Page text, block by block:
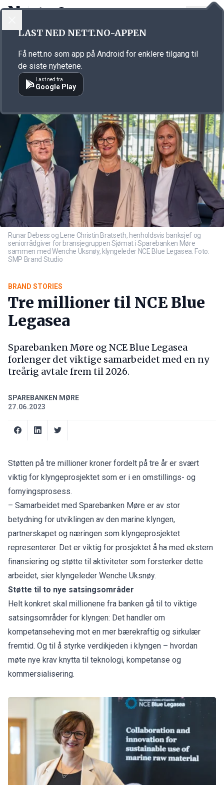
Annonsørinnhold
Annonsørinnhold
Runar Debess og Lene Christin Bratseth, henholdsvis banksjef og
seniorrådgiver for bransjegruppen Sjømat i Sparebanken Møre
sammen med Wenche Uksnøy, klyngeleder NCE Blue Legasea. Foto:
SMP Brand Studio
BRAND STORIES
Tre millioner til NCE Blue
Legasea
Sparebanken Møre og NCE Blue Legasea
forlenger det viktige samarbeidet med en ny
treårig avtale frem til 2026.
SPAREBANKEN MØRE
27.06.2023
Støtten på tre millioner kroner fordelt på tre år er svært
viktig for klyngeprosjektet som er i en omstillings- og
fornyingsprosess.
– Samarbeidet med Sparebanken Møre er av stor
betydning for utviklingen av den marine klyngen,
partnerskapet og næringen som klyngeprosjektet
representerer. Det er viktig for prosjektet å ha med ekstern
finansiering og støtte til aktiviteter som forsterker dette
arbeidet, sier klyngeleder Wenche Uksnøy.
Støtte til to nye satsingsområder
Helt konkret skal millionene fra banken gå til to viktige
satsingsområder for klyngen: Det handler om
kompetanseheving mot en mer bærekraftig og sirkulær
fremtid. Og til å styrke verdikjeden i klyngen – hvordan
møte nye krav knytta til teknologi, kompetanse og
kommersialisering.
LAST NED NETT.NO-APPEN
Få nett.no som app på Android for enklere tilgang til
de siste nyhetene.
Last ned fra
Google Play